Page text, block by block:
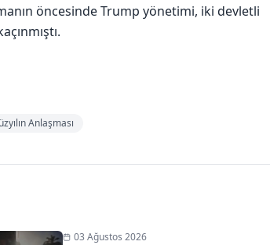
öncesinde Trump yönetimi, iki devletli
Anlaşması
03 Ağustos 2026